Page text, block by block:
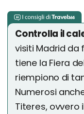
Controlla il
visiti Madrid da
tiene la Fiera
riempiono di
Numerosi
Titeres, ovvero